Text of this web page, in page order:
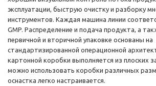
эксплуатации, быструю очистку и разборку
инструментов. Каждая машина линии
GMP. Распределение и подача продукта, а
первичной и вторичной упаковке основаны на
стандартизированной операционной
картонной коробки выполняется из плоских
можно использовать коробки различных
оснастка легко настраивается.